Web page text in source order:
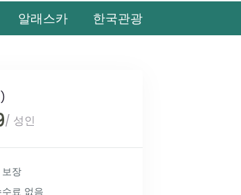
알래스카 한국관광
/ 성인
장
료 없음